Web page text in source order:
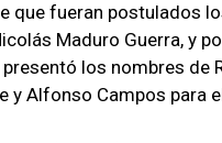
que fueran postulados
Maduro Guerra, y
los nombres de
y Alfonso Campos para